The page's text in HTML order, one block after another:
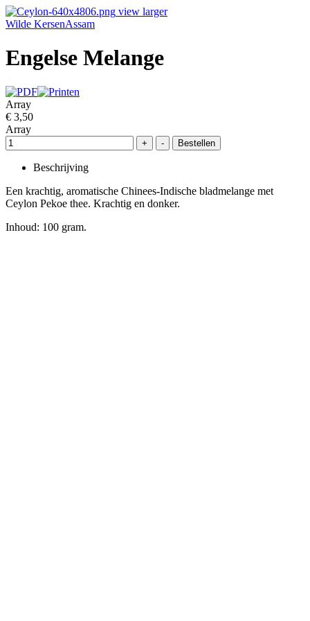
view larger
Wilde KersenAssam
Engelse Melange
Array
€ 3,50
Array
Beschrijving
Een krachtig, aromatische Chinees-Indische bladmelange met
Ceylon Pekoe thee. Krachtig en donker.
Inhoud: 100 gram.